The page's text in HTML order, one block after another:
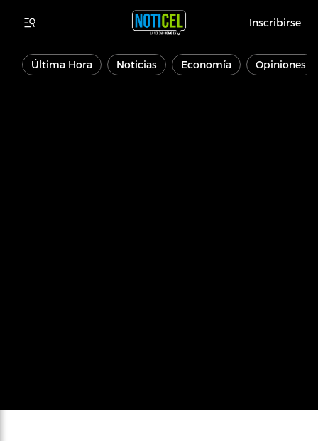
Inscribirse
Última Hora Noticias Economía Opiniones